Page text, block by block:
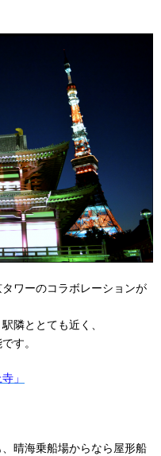
ワーのコラボレーションが
隣ととても近く、
す。
」
晴海乗船場からなら屋形船